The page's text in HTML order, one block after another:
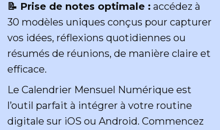
📝 Prise de notes optimale : accédez à
30 modèles uniques conçus pour capturer
vos idées, réflexions quotidiennes ou
résumés de réunions, de manière claire et
efficace.
Le Calendrier Mensuel Numérique est
l’outil parfait à intégrer à votre routine
digitale sur iOS ou Android. Commencez